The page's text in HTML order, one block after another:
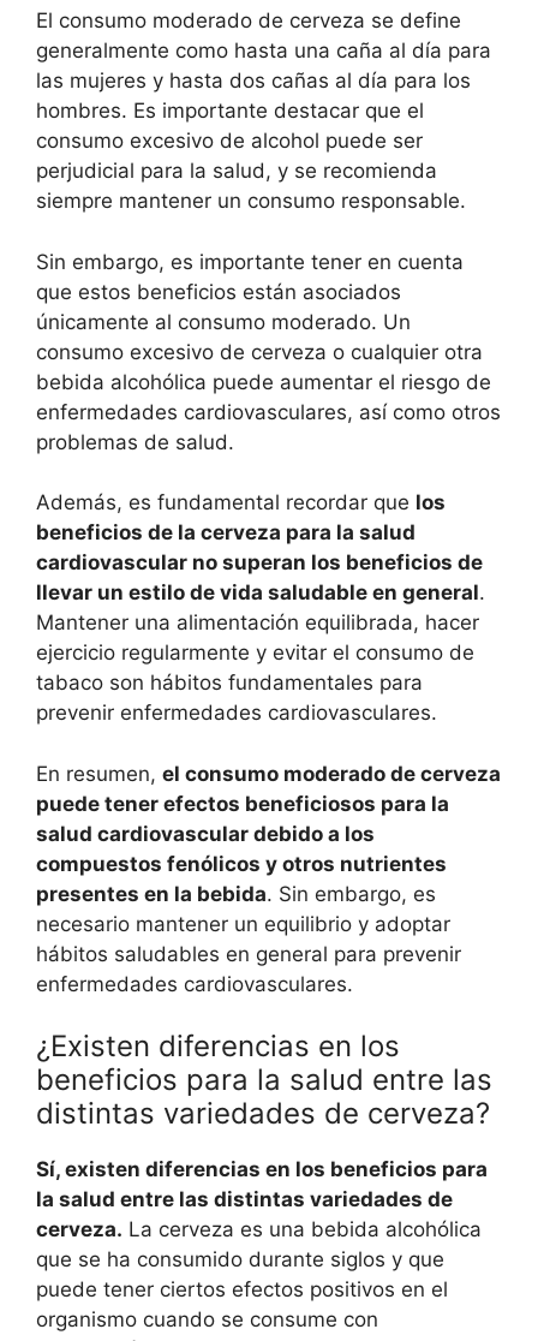
El consumo moderado de cerveza se define
generalmente como hasta una caña al día para
las mujeres y hasta dos cañas al día para los
hombres. Es importante destacar que el
consumo excesivo de alcohol puede ser
perjudicial para la salud, y se recomienda
siempre mantener un consumo responsable.
Sin embargo, es importante tener en cuenta
que estos beneficios están asociados
únicamente al consumo moderado. Un
consumo excesivo de cerveza o cualquier otra
bebida alcohólica puede aumentar el riesgo de
enfermedades cardiovasculares, así como otros
problemas de salud.
Además, es fundamental recordar que los
beneficios de la cerveza para la salud
cardiovascular no superan los beneficios de
llevar un estilo de vida saludable en general.
Mantener una alimentación equilibrada, hacer
ejercicio regularmente y evitar el consumo de
tabaco son hábitos fundamentales para
prevenir enfermedades cardiovasculares.
En resumen, el consumo moderado de cerveza
puede tener efectos beneficiosos para la
salud cardiovascular debido a los
compuestos fenólicos y otros nutrientes
presentes en la bebida. Sin embargo, es
necesario mantener un equilibrio y adoptar
hábitos saludables en general para prevenir
enfermedades cardiovasculares.
¿Existen diferencias en los
beneficios para la salud entre las
distintas variedades de cerveza?
Sí, existen diferencias en los beneficios para
la salud entre las distintas variedades de
cerveza. La cerveza es una bebida alcohólica
que se ha consumido durante siglos y que
puede tener ciertos efectos positivos en el
organismo cuando se consume con